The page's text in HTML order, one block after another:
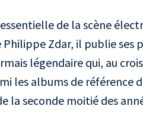
de la scène
Zdar, il publie ses
légendaire qui, au
les albums de référence
la seconde moitié des